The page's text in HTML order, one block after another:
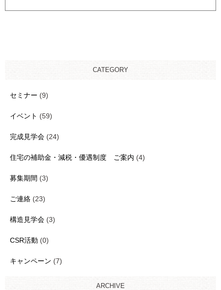
CATEGORY
セミナー (9)
イベント (59)
完成見学会 (24)
住宅の補助金・減税・優遇制度 ご案内 (4)
募集期間 (3)
ご連絡 (23)
構造見学会 (3)
CSR活動 (0)
キャンペーン (7)
ARCHIVE